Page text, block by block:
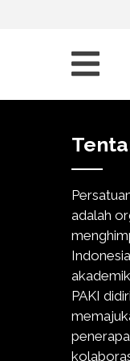
adalah
PAKI